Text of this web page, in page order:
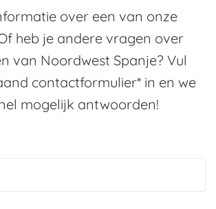
over een van onze
heb je andere vragen over
van Noordwest Spanje? Vul
contactformulier* in en we
mogelijk antwoorden!